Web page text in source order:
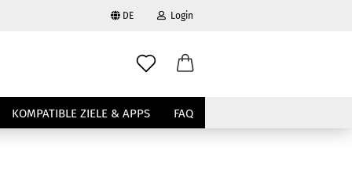
DE Login
KOMPATIBLE ZIELE & APPS FAQ